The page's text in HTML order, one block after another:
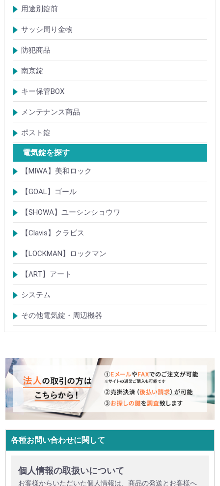
扉加工あり
扉加工なし(軽微な加工)
ICキー・タグ・カード
用途別錠前
アルミサッシ玄関引戸・引違戸錠
サムラッチ錠
浴室錠
補助錠
エンジンドア錠・ガラス扉錠
ケースハンドル錠
インダストリアルロック・カムロック
サッシ周り金物
ドアガード
ドアチェーン
クレセント錠
丁番
フランス落とし
ドアクローザ
防犯商品
防犯簡易錠
防犯サムターン
ガードプレート・Lフロント
その他
南京錠
【ALPHA】アルファ
【ABUS】アバス
その他
キー保管BOX
大型キーBOX
小型キーBOX
メンテナンス商品
鍵の潤滑剤
サッシ調整ツール
ポスト錠
【Tajima(MET)】
【DAIKEN】
【コーワソニア】
【キョーワナスタ】
【リンタツ】
その他
電気錠を探す
【MIWA】美和ロック
電気錠・電気ストライク
通電金具
制御器・操作器
電材・その他
BANシリーズ
非接触キー・IDカード
Raccessシリーズ
ノンタッチシリーズ
iELシリーズ
FKL・FeliCa・MIFARE
キースイッチ
補修品・代替品
【GOAL】ゴール
電気錠
通電金具
電気錠システム製品
キースイッチ
【SHOWA】ユーシンショウワ
電気錠・電気ストライク
電気錠システム製品
キースイッチ
【Clavis】クラビス
電気錠
電気錠システム製品
Tebra(ハンズフリー)
キースイッチ
【LOCKMAN】ロックマン
電磁式電気錠
電磁錠取付ブラケット
電気錠システム製品
【ART】アート
電気錠システム
入退管理システム
システム
テンキーシステム
静脈認証システム
ICカード認証システム
その他電気錠・周辺機器
各種お問い合わせに関して
個人情報の取扱いについて
お客様からいただいた個人情報は、商品の発送とお客様へ